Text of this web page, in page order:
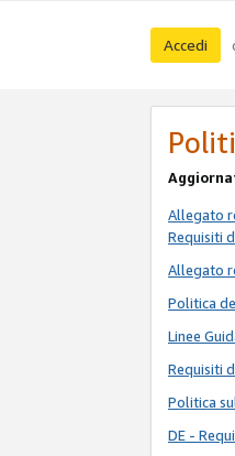
Accedi
Allegato
Requisiti
Allegato
Politica
Linee
Requisiti
Politica
DE -